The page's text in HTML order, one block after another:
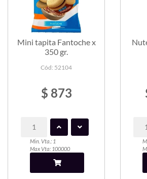
Mini tapita Fantoche x
350 gr.
Cód: 52104
$ 873
Min. Vta.: 1
Max Vta: 100000